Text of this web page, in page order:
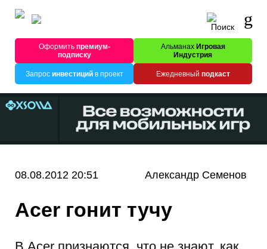
Оформитьпремиум-
подписку
Альманах Игровая
Индустрия
Запрос инвестицийв проект Ежедневный подкаст
08.08.2012 20:51 Александр Семенов
Acer гонит тучу